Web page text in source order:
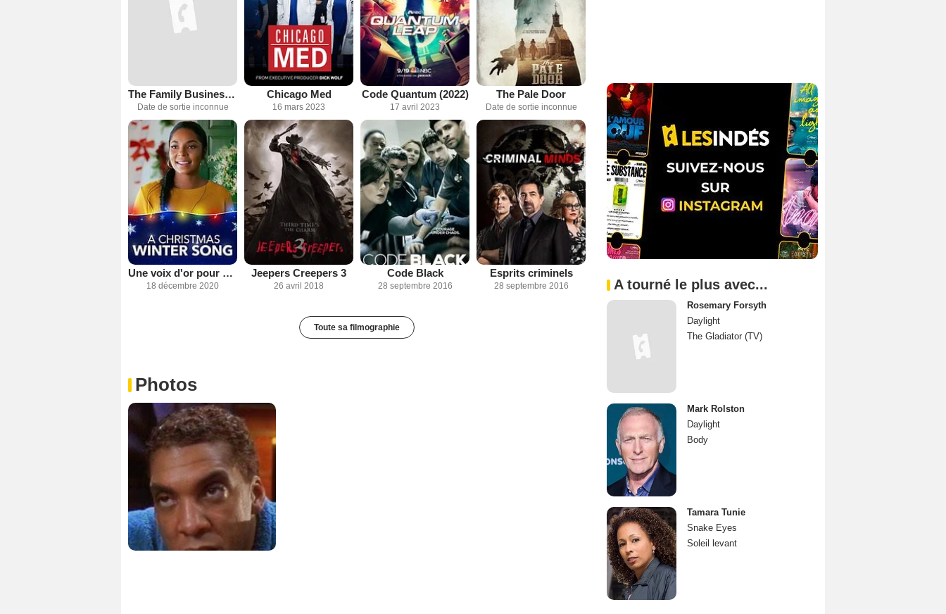
The Family Business: New Orleans
Date de sortie inconnue
Chicago Med
16 mars 2023
Code Quantum (2022)
17 avril 2023
The Pale Door
Date de sortie inconnue
Une voix d'or pour Noël
18 décembre 2020
Jeepers Creepers 3
26 avril 2018
Code Black
28 septembre 2016
Esprits criminels
28 septembre 2016
Toute sa filmographie
Photos
A tourné le plus avec...
Rosemary Forsyth
Daylight
The Gladiator (TV)
Mark Rolston
Daylight
Body
Tamara Tunie
Snake Eyes
Soleil levant